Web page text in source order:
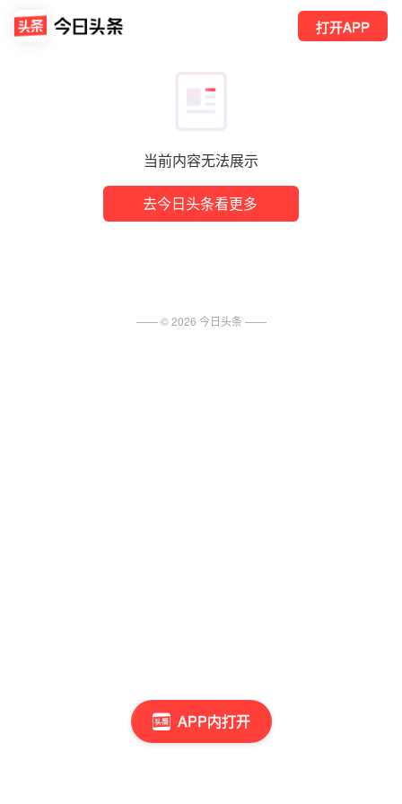
当前内容无法展示
去今日头条看更多
打开APP
APP内打开
—— ©2026 今日头条 ——